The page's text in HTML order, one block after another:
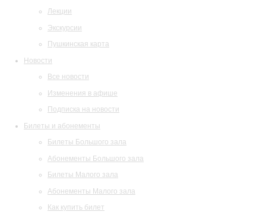
Лекции
Экскурсии
Пушкинская карта
Новости
Все новости
Изменения в афише
Подписка на новости
Билеты и абонементы
Билеты Большого зала
Абонементы Большого зала
Билеты Малого зала
Абонементы Малого зала
Как купить билет